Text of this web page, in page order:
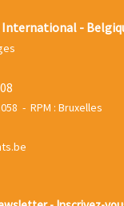
International -
- RPM : Bruxelles